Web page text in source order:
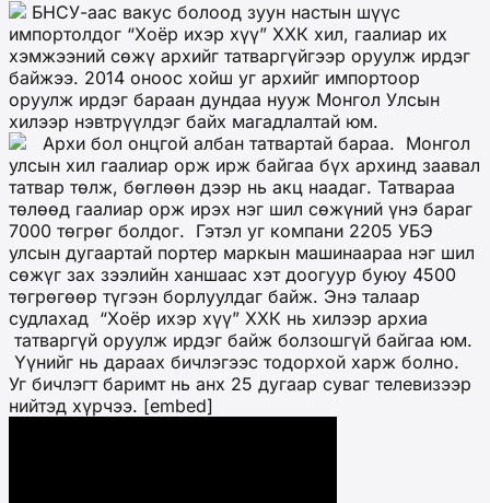
БНСУ-аас вакус болоод зуун настын шүүс
импортолдог “Хоёр ихэр хүү” ХХК хил, гаалиар их
хэмжээний сөжү архийг татваргүйгээр оруулж ирдэг
байжээ. 2014 оноос хойш уг архийг импортоор
оруулж ирдэг бараан дундаа нууж Монгол Улсын
хилээр нэвтрүүлдэг байх магадлалтай юм.
Архи бол онцгой албан татвартай бараа. Монгол
улсын хил гаалиар орж ирж байгаа бүх архинд заавал
татвар төлж, бөглөөн дээр нь акц наадаг. Татвараа
төлөөд гаалиар орж ирэх нэг шил сөжүний үнэ бараг
7000 төгрөг болдог. Гэтэл уг компани 2205 УБЭ
улсын дугаартай портер маркын машинаараа нэг шил
сөжүг зах зээлийн ханшаас хэт доогуур буюу 4500
төгрөгөөр түгээн борлуулдаг байж. Энэ талаар
судлахад “Хоёр ихэр хүү” ХХК нь хилээр архиа
татваргүй оруулж ирдэг байж болзошгүй байгаа юм.
Үүнийг нь дараах бичлэгээс тодорхой харж болно.
Уг бичлэгт баримт нь анх 25 дугаар суваг телевизээр
нийтэд хүрчээ. [embed]